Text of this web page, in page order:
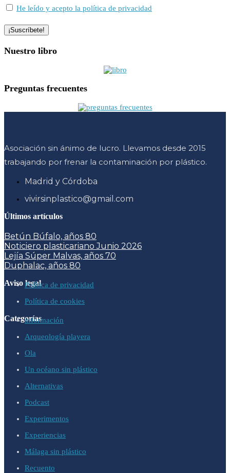
He leído y acepto la política de privacidad
Nuestro libro
Preguntas frecuentes
Asociación sin ánimo de lucro. Llevamos desde 2015
trabajando por frenar la contaminación por plástico.
Madrid y Córdoba
vivirsinplastico@gmail.com
Últimos artículos
Betún Búfalo, años 80
Noticiero plasticariano Junio 2026
Lejía Súper Malvas, años 70
Duphalac, años 80
Aviso legalPolítica de privacidad
Política de cookies
Categoríasinformación
Arqueología playera
Ola
Un océano sin plástico
Alternativas
Podcast
Experimentos
Experiencias
Málaga sin plástico
Recuento